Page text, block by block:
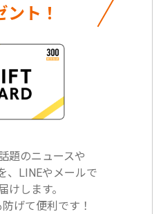
ント！
題のニュースや
、LINEやメールで
けします。
げて便利です！